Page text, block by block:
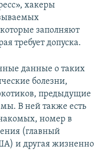
хакеры
заполняют
требует допуска.
данные о таких
болезни,
предыдущие
В ней также есть
номер в
(главный
и другая жизненно